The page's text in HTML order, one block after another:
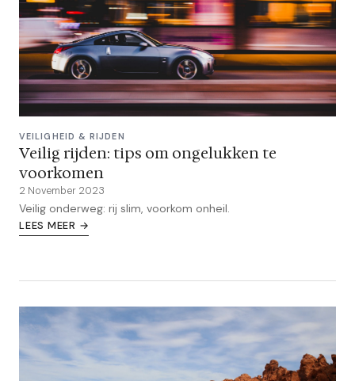
VEILIGHEID & RIJDEN
Veilig rijden: tips om ongelukken te
voorkomen
2 November 2023
Veilig onderweg: rij slim, voorkom onheil.
LEES MEER →